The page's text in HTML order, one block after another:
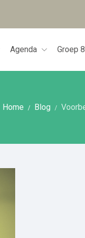
Agenda Groep 8
Home Blog